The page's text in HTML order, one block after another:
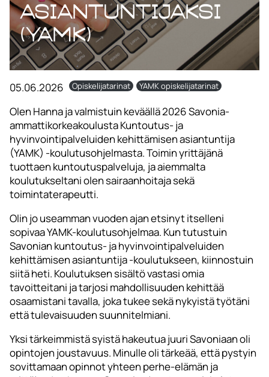
asiantuntijaksi
(YAMK)
05.06.2026 Opiskelijatarinat YAMK opiskelijatarinat
Olen Hanna ja valmistuin keväällä 2026 Savonia-
ammattikorkeakoulusta Kuntoutus- ja
hyvinvointipalveluiden kehittämisen asiantuntija
(YAMK) -koulutusohjelmasta. Toimin yrittäjänä
tuottaen kuntoutuspalveluja, ja aiemmalta
koulutukseltani olen sairaanhoitaja sekä
toimintaterapeutti.
Olin jo useamman vuoden ajan etsinyt itselleni
sopivaa YAMK-koulutusohjelmaa. Kun tutustuin
Savonian kuntoutus- ja hyvinvointipalveluiden
kehittämisen asiantuntija -koulutukseen, kiinnostuin
siitä heti. Koulutuksen sisältö vastasi omia
tavoitteitani ja tarjosi mahdollisuuden kehittää
osaamistani tavalla, joka tukee sekä nykyistä työtäni
että tulevaisuuden suunnitelmiani.
Yksi tärkeimmistä syistä hakeutua juuri Savoniaan oli
opintojen joustavuus. Minulle oli tärkeää, että pystyin
sovittamaan opinnot yhteen perhe-elämän ja